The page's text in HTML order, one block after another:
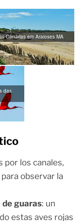
Canárias em Araioses MA
das
por los canales,
observar la
de guaras: un
estas aves rojas